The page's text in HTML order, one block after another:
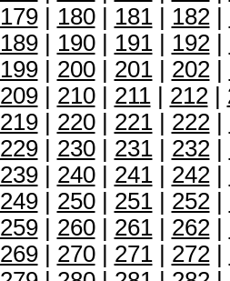
179| 180| 181| 182|
189| 190| 191| 192|
199| 200| 201| 202|
209| 210| 211| 212|
219| 220| 221| 222|
229| 230| 231| 232|
239| 240| 241| 242|
249| 250| 251| 252|
259| 260| 261| 262|
269| 270| 271| 272|